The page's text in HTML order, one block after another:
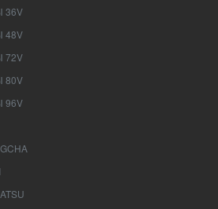
36V
48V
72V
80V
96V